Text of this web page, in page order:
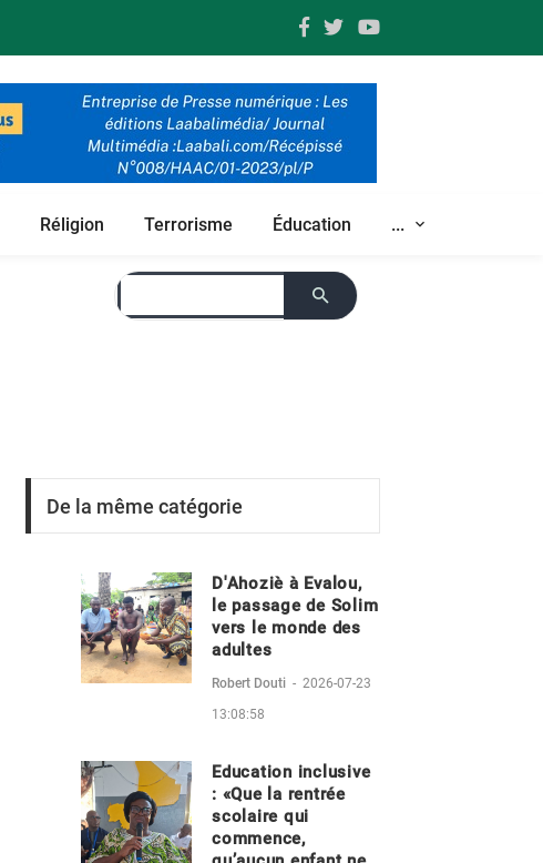
Réligion Terrorisme Éducation ...
De la même catégorie
D'Ahoziè à Evalou,
le passage de Solim
vers le monde des
adultes
Robert Douti - 2026-07-23
13:08:58
Education inclusive
: «Que la rentrée
scolaire qui
commence,